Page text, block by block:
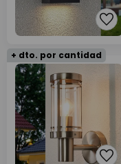
+ dto. por cantidad